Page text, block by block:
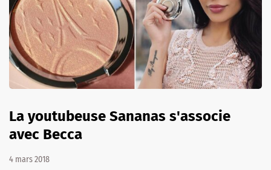
La youtubeuse Sananas s'associe
avec Becca
4 mars 2018